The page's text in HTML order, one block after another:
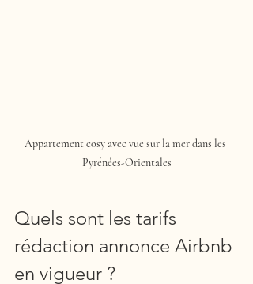
Appartement cosy avec vue sur la mer dans les
Pyrénées-Orientales
Quels sont les tarifs
rédaction annonce Airbnb
en vigueur ?